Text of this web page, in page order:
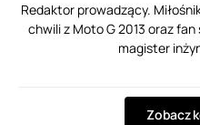
Redaktor prowadzący.
chwili z Moto G 2013 oraz
magister
Zobacz